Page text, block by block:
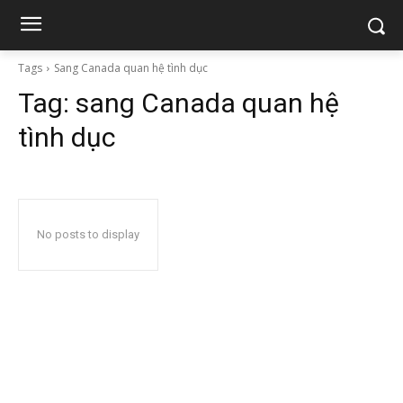
Tags Sang Canada quan hệ tình dục
Tag: sang Canada quan hệ
tình dục
No posts to display